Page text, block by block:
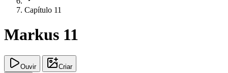
Capítulo 11
Markus 11
Ouvir Criar